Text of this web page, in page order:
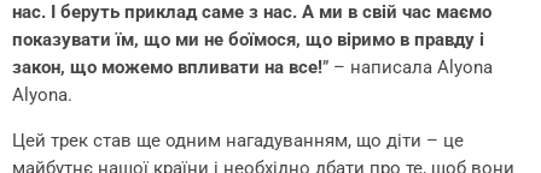
нас. І беруть приклад саме з нас. А ми в свій час маємо
показувати їм, що ми не боїмося, що віримо в правду і
закон, що можемо впливати на все!” – написала Alyona
Alyona.
Цей трек став ще одним нагадуванням, що діти – це
майбутнє нашої країни і необхідно дбати про те, щоб вони